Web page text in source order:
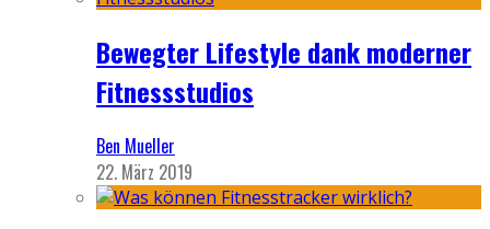
Bewegter Lifestyle dank moderner
Fitnessstudios
Ben Mueller
22. März 2019